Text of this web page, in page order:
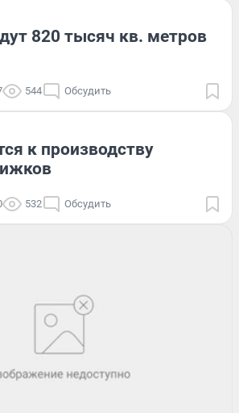
820 тысяч кв. метров
544 Обсудить
к производству
532 Обсудить